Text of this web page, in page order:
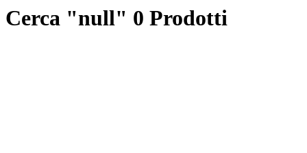
Cerca "null" 0 Prodotti